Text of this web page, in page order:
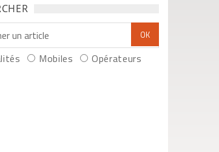
Mobiles Opérateurs